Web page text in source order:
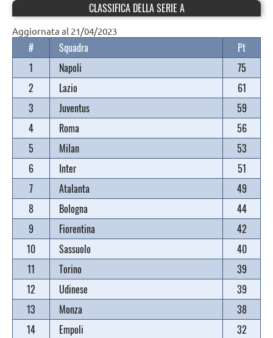
CLASSIFICA DELLA SERIE A
Aggiornata al 21/04/2023
# Squadra
Pt
1
Napoli
75
2
Lazio
61
3
Juventus
59
4
Roma
56
5
Milan
53
6
Inter
51
7
Atalanta
49
8
Bologna
44
9
Fiorentina
42
10
Sassuolo
40
11
Torino
39
12
Udinese
39
13
Monza
38
14
Empoli
32